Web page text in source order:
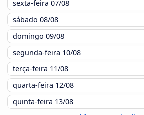
sexta-feira 07/08
sábado 08/08
domingo 09/08
segunda-feira 10/08
terça-feira 11/08
quarta-feira 12/08
quinta-feira 13/08